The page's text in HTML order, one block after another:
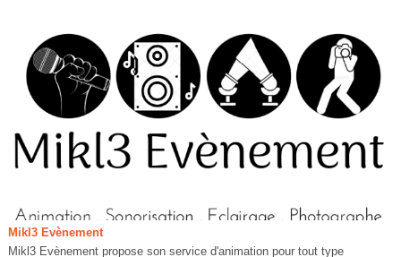
Mikl3 Evènement
Mikl3 Evènement propose son service d'animation pour tout type